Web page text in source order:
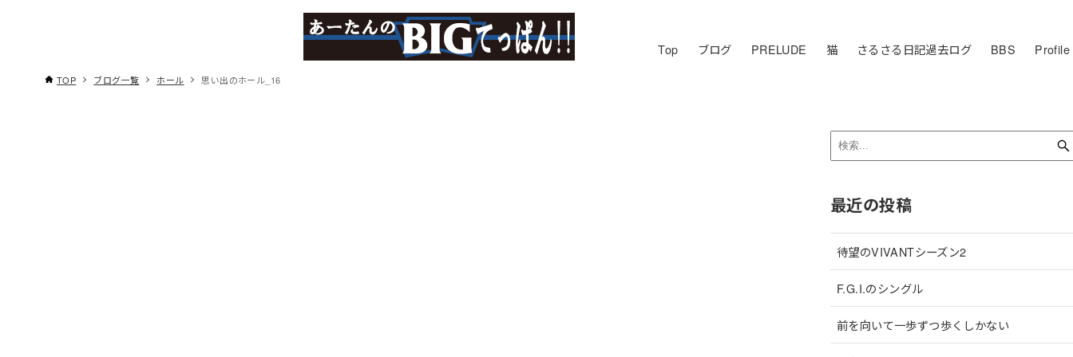
Top ブログ PRELUDE 猫 さるさる日記過去ログ BBS Profile
TOP ブログ一覧 ホール 思い出のホール_16
最近の投稿
待望のVIVANTシーズン2
F.G.I.のシングル
前を向いて一歩ずつ歩くしかない